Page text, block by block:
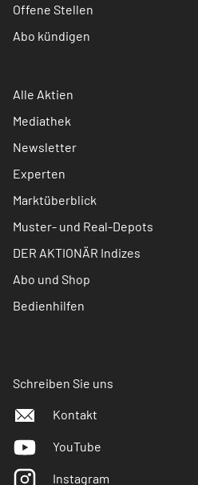
Offene Stellen
Abo kündigen
Alle Aktien
Mediathek
Newsletter
Experten
Marktüberblick
Muster- und Real-Depots
DER AKTIONÄR Indizes
Abo und Shop
Bedienhilfen
Schreiben Sie uns
Kontakt
YouTube
Instagram